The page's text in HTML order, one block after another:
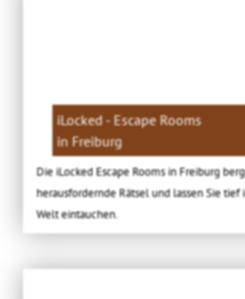
iLocked - Escape Rooms
in Freiburg
Die iLocked Escape Rooms in Freiburg
herausfordernde Rätsel und lassen Sie
Welt eintauchen.